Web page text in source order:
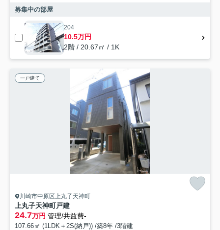
募集中の部屋
204
10.5万円
2階 / 20.67㎡ / 1K
一戸建て
川崎市中原区上丸子天神町
上丸子天神町戸建
24.7万円 管理/共益費-
107.66㎡ (1LDK＋2S(納戸)) /築8年 /3階建